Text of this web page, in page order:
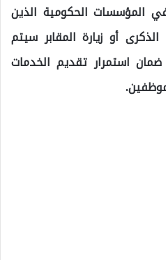
المؤسسات الحكومية الذين
أو زيارة المقابر سيتم
استمرار تقديم الخدمات